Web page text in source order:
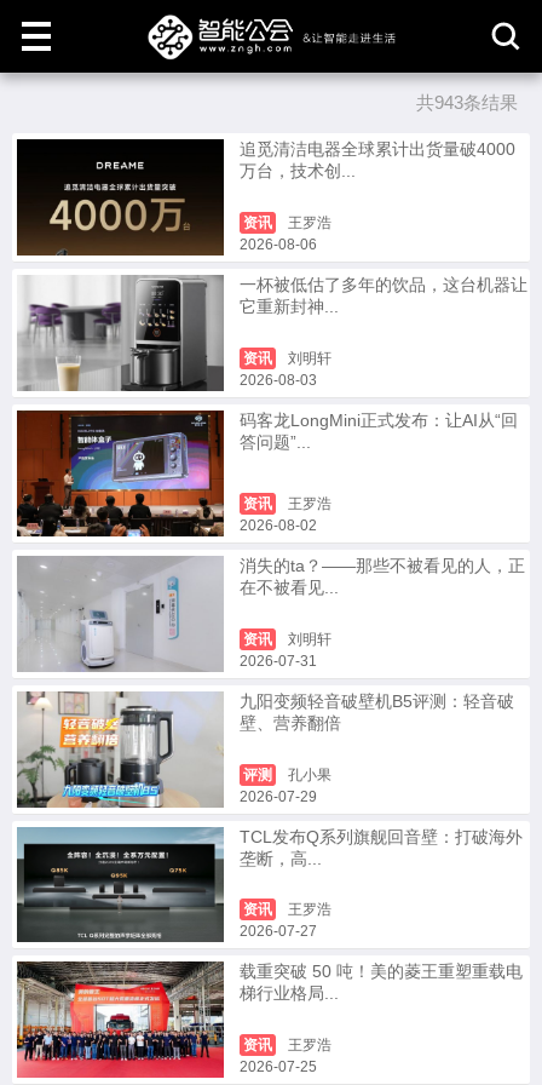
共943条结果
追觅清洁电器全球累计出货量破4000
万台，技术创...
资讯
王罗浩
2026-08-06
一杯被低估了多年的饮品，这台机器让
它重新封神...
资讯
刘明轩
2026-08-03
码客龙LongMini正式发布：让AI从“回
答问题”...
资讯
王罗浩
2026-08-02
消失的ta？——那些不被看见的人，正
在不被看见...
资讯
刘明轩
2026-07-31
九阳变频轻音破壁机B5评测：轻音破
壁、营养翻倍
评测
孔小果
2026-07-29
TCL发布Q系列旗舰回音壁：打破海外
垄断，高...
资讯
王罗浩
2026-07-27
载重突破 50 吨！美的菱王重塑重载电
梯行业格局...
资讯
王罗浩
2026-07-25